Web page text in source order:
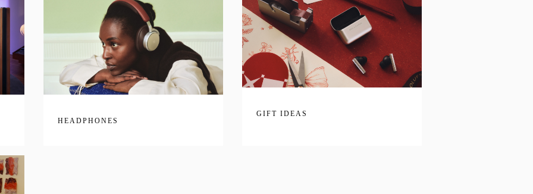
HEADPHONES
GIFT IDEAS